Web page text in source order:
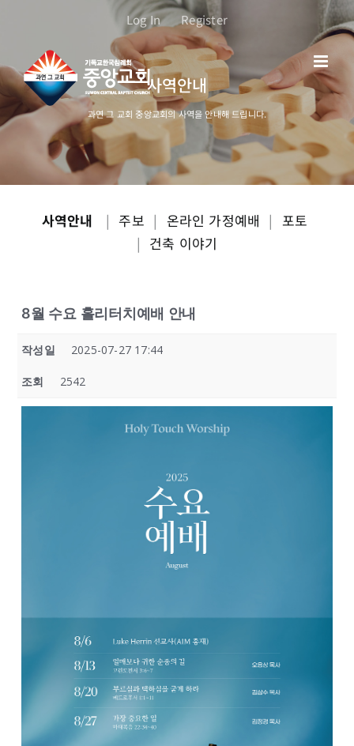
로
건
너
뛰
Log In Register
사역안내
과연 그 교회 중앙교회의 사역을 안내해 드립니다.
사역안내 | 주보 | 온라인 가정예배 | 포토
| 건축 이야기
8월 수요 홀리터치예배 안내
작성일 2025-07-27 17:44
조회 2542